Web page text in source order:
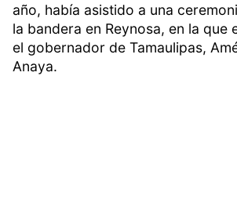
año, había asistido a una
la bandera en Reynosa, en la que
el gobernador de Tamaulipas,
Anaya.